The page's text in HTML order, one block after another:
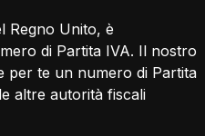
Regno Unito, è
di Partita IVA. Il nostro
per te un numero di Partita
altre autorità fiscali